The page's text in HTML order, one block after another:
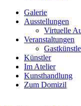
Galerie
Ausstellungen
Virtuelle
Veranstaltungen
Künstler
Im Atelier
Kunsthandlung
Zum Domizil